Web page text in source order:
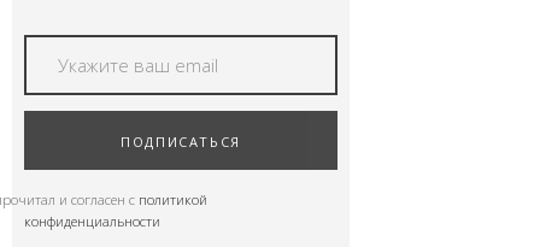
ПОДПИСАТЬСЯ
и согласен с политикой
конфиденциальности